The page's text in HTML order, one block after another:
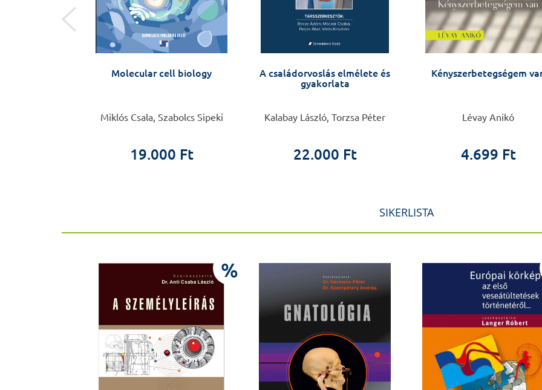
Molecular cell biology
Miklós Csala, Szabolcs Sipeki
19.000 Ft
A családorvoslás elmélete és
gyakorlata
Kalabay László, Torzsa Péter
22.000 Ft
Kényszerbetegségem
Lévay Anikó
4.699 Ft
SIKERLISTA
%